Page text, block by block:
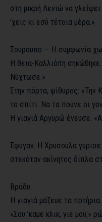
στη μικρή Λενιώ να
’χεις κι εσύ τέτοια μέρα.»
Σούρουπο — Η συμφωνία
Η θεια-Καλλιόπη
Νύχτωσε.»
Στην πόρτα, ψίθυρος: «Την
το σπίτι. Να τα πούνε οι
Η γιαγιά Αργυρώ ένευσε.
Έφυγαν. Η Χρυσούλα
στεκόταν ακίνητος δίπλα
Βράδυ.
Η γιαγιά μάζευε τα
«Σου ’καμε κλικ, γιε μου;»